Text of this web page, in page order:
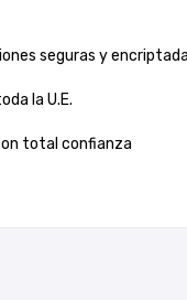
seguras y
la U.E.
total confianza